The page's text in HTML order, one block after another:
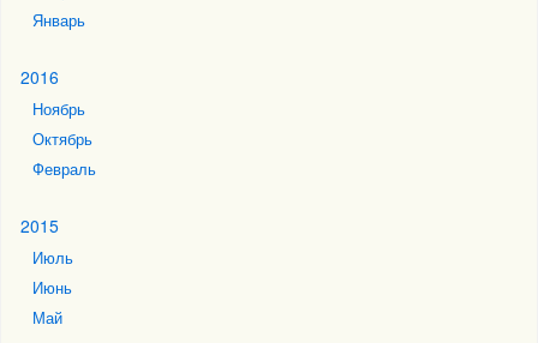
Январь
2016
Ноябрь
Октябрь
Февраль
2015
Июль
Июнь
Май